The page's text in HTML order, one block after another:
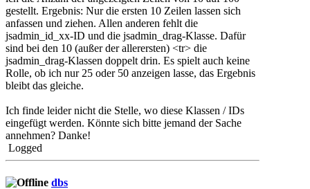
gestellt. Ergebnis: Nur die ersten 10 Zeilen lassen sich
anfassen und ziehen. Allen anderen fehlt die
jsadmin_id_xx-ID und die jsadmin_drag-Klasse. Dafür
sind bei den 10 (außer der allerersten) <tr> die
jsadmin_drag-Klassen doppelt drin. Es spielt auch keine
Rolle, ob ich nur 25 oder 50 anzeigen lasse, das Ergebnis
bleibt das gleiche.
Ich finde leider nicht die Stelle, wo diese Klassen / IDs
eingefügt werden. Könnte sich bitte jemand der Sache
annehmen? Danke!
Logged
dbs